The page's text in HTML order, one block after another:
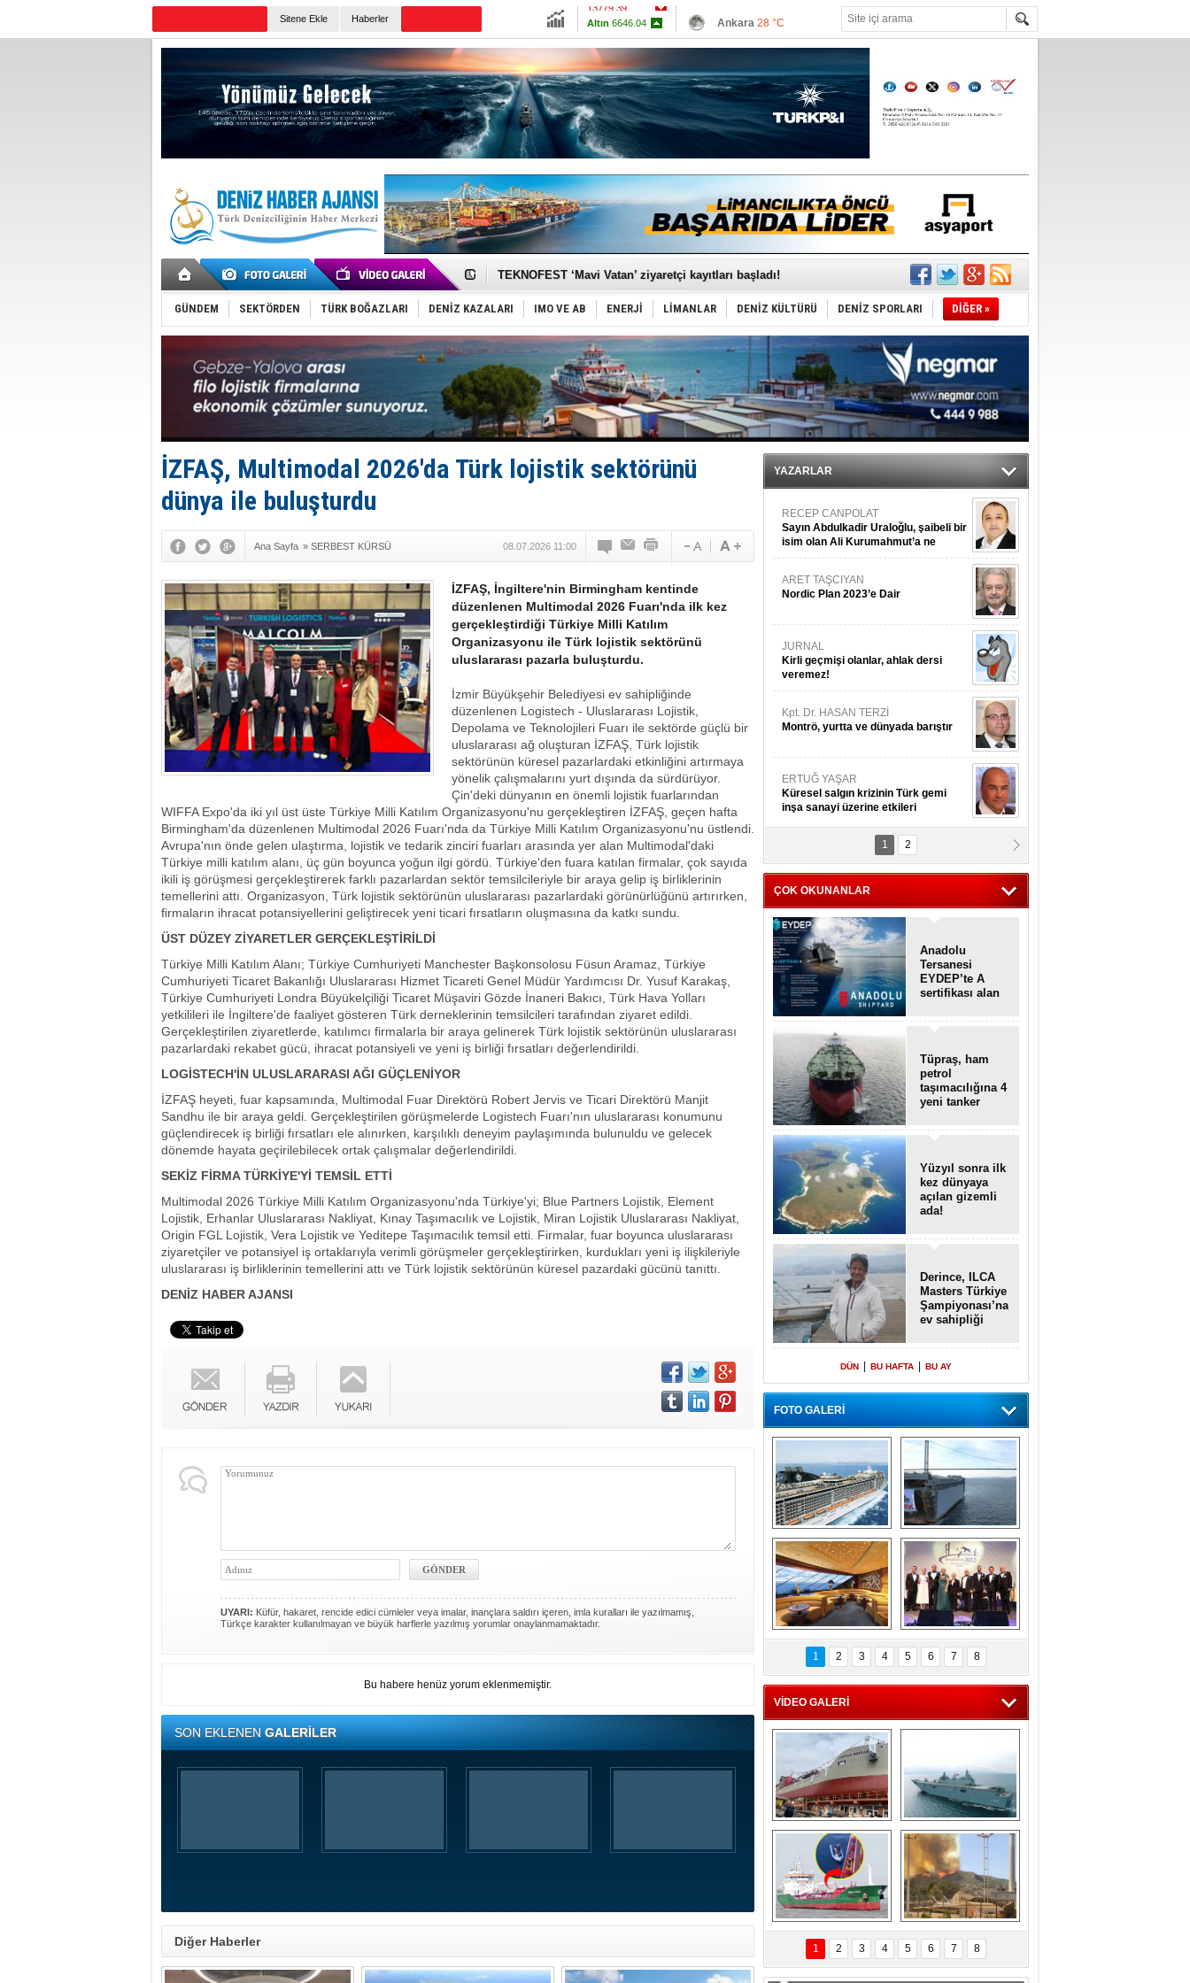
Sitene Ekle Haberler
Altın
6646.04
Euro55.1878
Ankara 28 °C
Antalya28 °C
Muğla 28 °C
Çanakkale 29 °C
TAYK - Eker Olympos Regatta'da ilk start!
TEKNOFEST ‘Mavi Vatan’ ziyaretçi kayıtları başladı!
Tersane işçilerinin direnişi, kazanımla sonuçlandı
İngiliz aktivistler, gemide mahsur kaldı!
FESCO, Karadeniz'de yeni sevkiyat taleplerini durdurdu
DESE, BIMCO’ya katıldı
GİMBİRDER gemi inşa yan sanayinin sorunlarını tartıştı
35 milyon TL'lik tekne projesinde karar çıktı
İnsansız cankurtaran ihalesini BlueForge kazandı
Yüzyıl sonra ilk kez dünyaya açılan gizemli ada!
Anadolu Tersanesi EYDEP’te A sertifikası alan ilk tersane oldu
Derince, ILCA Masters Türkiye Şampiyonası’na ev sahipliği yapacak
Tüpraş, ham petrol taşımacılığına 4 yeni tanker daha ekliyor
İTU AUV, Dünya’da 2. oldu!
GÜNDEM SEKTÖRDEN TÜRK BOĞAZLARI DENİZ KAZALARI IMO VE AB ENERJİ LİMANLAR DENİZ KÜLTÜRÜ DENİZ SPORLARI DİĞER »
İZFAŞ, Multimodal 2026'da Türk lojistik sektörünü
dünya ile buluşturdu
Ana Sayfa » SERBEST KÜRSÜ 08.07.2026 11:00
İZFAŞ, İngiltere'nin Birmingham kentinde
düzenlenen Multimodal 2026 Fuarı'nda ilk kez
gerçekleştirdiği Türkiye Milli Katılım
Organizasyonu ile Türk lojistik sektörünü
uluslararası pazarla buluşturdu.
İzmir Büyükşehir Belediyesi ev sahipliğinde
düzenlenen Logistech - Uluslararası Lojistik,
Depolama ve Teknolojileri Fuarı ile sektörde güçlü bir
uluslararası ağ oluşturan İZFAŞ, Türk lojistik
sektörünün küresel pazarlardaki etkinliğini artırmaya
yönelik çalışmalarını yurt dışında da sürdürüyor.
Çin'deki dünyanın en önemli lojistik fuarlarından
WIFFA Expo'da iki yıl üst üste Türkiye Milli Katılım Organizasyonu'nu gerçekleştiren İZFAŞ, geçen hafta
Birmingham'da düzenlenen Multimodal 2026 Fuarı'nda da Türkiye Milli Katılım Organizasyonu'nu üstlendi.
Avrupa'nın önde gelen ulaştırma, lojistik ve tedarik zinciri fuarları arasında yer alan Multimodal'daki
Türkiye milli katılım alanı, üç gün boyunca yoğun ilgi gördü. Türkiye'den fuara katılan firmalar, çok sayıda
ikili iş görüşmesi gerçekleştirerek farklı pazarlardan sektör temsilcileriyle bir araya gelip iş birliklerinin
temellerini attı. Organizasyon, Türk lojistik sektörünün uluslararası pazarlardaki görünürlüğünü artırırken,
firmaların ihracat potansiyellerini geliştirecek yeni ticari fırsatların oluşmasına da katkı sundu.
ÜST DÜZEY ZİYARETLER GERÇEKLEŞTİRİLDİ
Türkiye Milli Katılım Alanı; Türkiye Cumhuriyeti Manchester Başkonsolosu Füsun Aramaz, Türkiye
Cumhuriyeti Ticaret Bakanlığı Uluslararası Hizmet Ticareti Genel Müdür Yardımcısı Dr. Yusuf Karakaş,
Türkiye Cumhuriyeti Londra Büyükelçiliği Ticaret Müşaviri Gözde İnaneri Bakıcı, Türk Hava Yolları
yetkilileri ile İngiltere'de faaliyet gösteren Türk derneklerinin temsilcileri tarafından ziyaret edildi.
Gerçekleştirilen ziyaretlerde, katılımcı firmalarla bir araya gelinerek Türk lojistik sektörünün uluslararası
pazarlardaki rekabet gücü, ihracat potansiyeli ve yeni iş birliği fırsatları değerlendirildi.
LOGİSTECH'İN ULUSLARARASI AĞI GÜÇLENİYOR
İZFAŞ heyeti, fuar kapsamında, Multimodal Fuar Direktörü Robert Jervis ve Ticari Direktörü Manjit
Sandhu ile bir araya geldi. Gerçekleştirilen görüşmelerde Logistech Fuarı'nın uluslararası konumunu
güçlendirecek iş birliği fırsatları ele alınırken, karşılıklı deneyim paylaşımında bulunuldu ve gelecek
dönemde hayata geçirilebilecek ortak çalışmalar değerlendirildi.
SEKİZ FİRMA TÜRKİYE'Yİ TEMSİL ETTİ
Multimodal 2026 Türkiye Milli Katılım Organizasyonu'nda Türkiye'yi; Blue Partners Lojistik, Element
Lojistik, Erhanlar Uluslararası Nakliyat, Kınay Taşımacılık ve Lojistik, Miran Lojistik Uluslararası Nakliyat,
Origin FGL Lojistik, Vera Lojistik ve Yeditepe Taşımacılık temsil etti. Firmalar, fuar boyunca uluslararası
ziyaretçiler ve potansiyel iş ortaklarıyla verimli görüşmeler gerçekleştirirken, kurdukları yeni iş ilişkileriyle
uluslararası iş birliklerinin temellerini attı ve Türk lojistik sektörünün küresel pazardaki gücünü tanıttı.
DENİZ HABER AJANSI
UYARI: Küfür, hakaret, rencide edici cümleler veya imalar, inançlara saldırı içeren, imla kuralları ile yazılmamış,
Türkçe karakter kullanılmayan ve büyük harflerle yazılmış yorumlar onaylanmamaktadır.
Bu habere henüz yorum eklenmemiştir.
SON EKLENENGALERİLER
Diğer Haberler
YAZARLAR
RECEP CANPOLAT
Sayın Abdulkadir Uraloğlu, şaibeli bir
isim olan Ali Kurumahmut’a ne
danışıyorsunuz?
ARET TAŞCIYAN
Nordic Plan 2023’e Dair
JURNAL
Kirli geçmişi olanlar, ahlak dersi
veremez!
Kpt. Dr. HASAN TERZİ
Montrö, yurtta ve dünyada barıştır
ERTUĞ YAŞAR
Küresel salgın krizinin Türk gemi
inşa sanayi üzerine etkileri
Kpt. MESUT AZMİ GÖKSOY
ithafen...
1 2
ÇOK OKUNANLAR
Anadolu
Tersanesi
EYDEP’te A
sertifikası alan
Tüpraş, ham
petrol
taşımacılığına 4
yeni tanker
Yüzyıl sonra ilk
kez dünyaya
açılan gizemli
ada!
Derince, ILCA
Masters Türkiye
Şampiyonası’na
ev sahipliği
DÜN BU HAFTA BU AY
FOTO GALERİ
“Gemi içinde gemi”
konsepti ile MSC
Splendida
Dünyada tek!
Denizaltı yüzer
havuzu intikal
seyrine başladı
MSC'den 55 milyon
euroluk turizm geliri
müjdesi
5. Bosphorus Ship
Brokers Dinner,
İstanbul’da yapıldı
1 2 3 4 5 6 7 8
VİDEO GALERİ
Çeksan Tersanesi,
Başaran Bayrak
tankerini suya
indirdi
TCG Anadolu,
tersane teknik
seyrini tamamladı
Göçmenlerin
imdadına Türk
sahipli MINA DENIZ
yetişti
Milas’taki yangın
yeniden termik
santrallere doğru
ilerliyor
1 2 3 4 5 6 7 8